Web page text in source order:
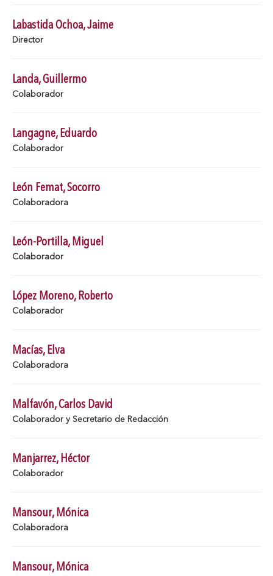
Labastida Ochoa, Jaime
Director
Landa, Guillermo
Colaborador
Langagne, Eduardo
Colaborador
León Femat, Socorro
Colaboradora
León-Portilla, Miguel
Colaborador
López Moreno, Roberto
Colaborador
Macías, Elva
Colaboradora
Malfavón, Carlos David
Colaborador y Secretario de Redacción
Manjarrez, Héctor
Colaborador
Mansour, Mónica
Colaboradora
Mansour, Mónica